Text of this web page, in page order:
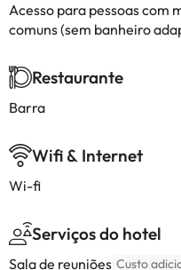
Acesso para pessoas com
comuns (sem banheiro
Restaurante
Barra
Wifi & Internet
Wi-fi
Serviços do hotel
Sala de reuniões Custo